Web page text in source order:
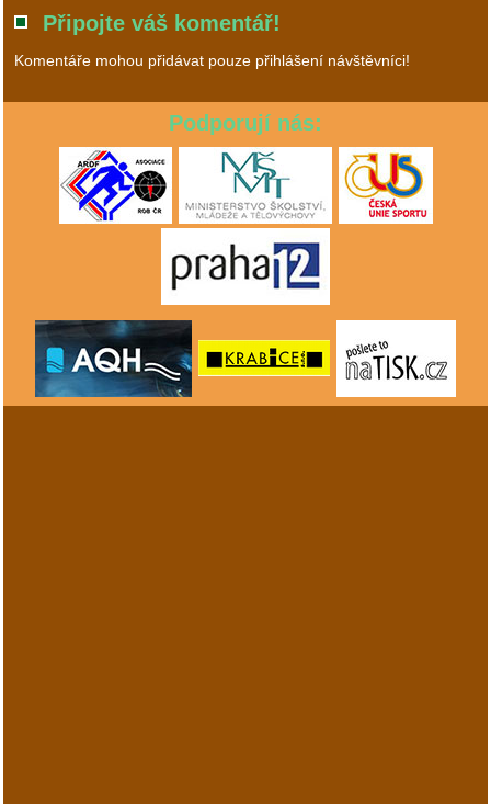
Připojte váš komentář!
Komentáře mohou přidávat pouze přihlášení návštěvníci!
Podporují nás: